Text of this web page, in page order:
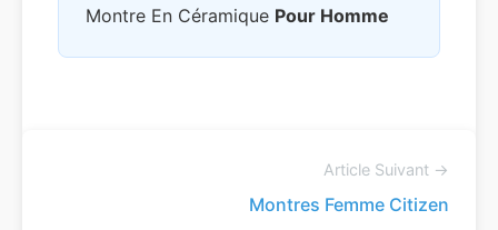
Montre En Céramique Pour Homme
Article Suivant →
Montres Femme Citizen